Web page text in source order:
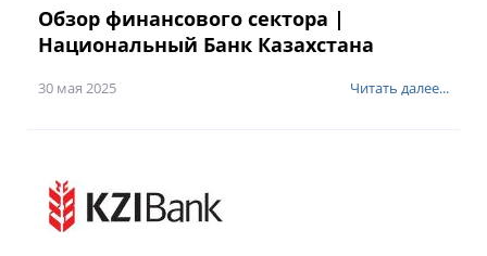
Обзор финансового сектора |
Национальный Банк Казахстана
30 мая 2025 Читать далее...